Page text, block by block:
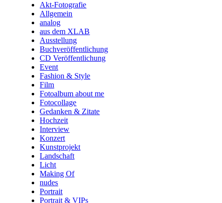
Akt-Fotografie
Allgemein
analog
aus dem XLAB
Ausstellung
Buchveröffentlichung
CD Veröffentlichung
Event
Fashion & Style
Film
Fotoalbum about me
Fotocollage
Gedanken & Zitate
Hochzeit
Interview
Konzert
Kunstprojekt
Landschaft
Licht
Making Of
nudes
Portrait
Portrait & VIPs